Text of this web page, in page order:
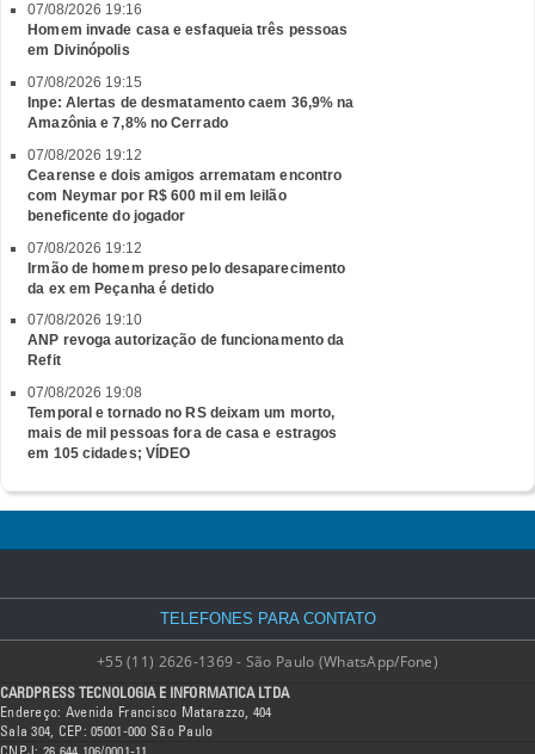
07/08/2026 19:16
Homem invade casa e esfaqueia três pessoas
em Divinópolis
07/08/2026 19:15
Inpe: Alertas de desmatamento caem 36,9% na
Amazônia e 7,8% no Cerrado
07/08/2026 19:12
Cearense e dois amigos arrematam encontro
com Neymar por R$ 600 mil em leilão
beneficente do jogador
07/08/2026 19:12
Irmão de homem preso pelo desaparecimento
da ex em Peçanha é detido
07/08/2026 19:10
ANP revoga autorização de funcionamento da
Refit
07/08/2026 19:08
Temporal e tornado no RS deixam um morto,
mais de mil pessoas fora de casa e estragos
em 105 cidades; VÍDEO
TELEFONES PARA CONTATO
+55 (11) 2626-1369 - São Paulo (WhatsApp/Fone)
CARDPRESS TECNOLOGIA E INFORMATICA LTDA
Endereço: Avenida Francisco Matarazzo, 404
Sala 304, CEP: 05001-000 São Paulo